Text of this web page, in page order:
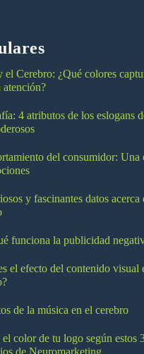
el Cerebro: ¿Qué colores
atención?
4 atributos de los eslogans
del consumidor: Una
y fascinantes datos acerca
funciona la publicidad
el efecto del contenido visual
de la música en el cerebro
color de tu logo según estos
de Neuromarketing